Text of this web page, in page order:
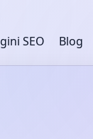
SEO Blog